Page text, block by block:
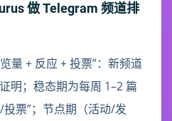
做 Telegram 频道排
量 + 反应 + 投票”：新频道
明；稳态期为每周 1–2 篇
票”；节点期（活动/发